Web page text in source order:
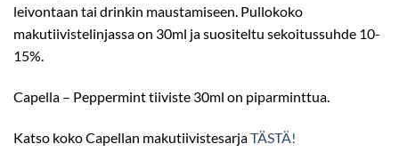
leivontaan tai drinkin maustamiseen. Pullokoko
makutiivistelinjassa on 30ml ja suositeltu sekoitussuhde 10-
15%.
Capella – Peppermint tiiviste 30ml on piparminttua.
Katso koko Capellan makutiivistesarjaTÄSTÄ!